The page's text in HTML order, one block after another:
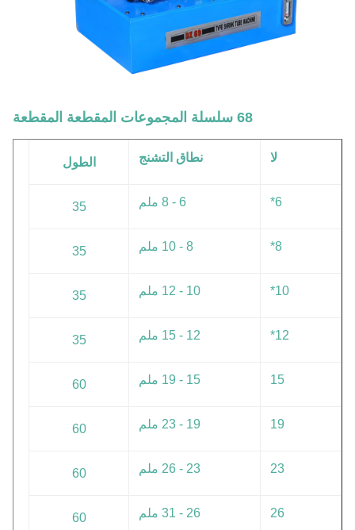
68 سلسلة المجموعات المقطعة المقطعة
لا نطاق التشنج الطول
6* 6 - 8 ملم 35
8* 8 - 10 ملم 35
10* 10 - 12 ملم 35
12* 12 - 15 ملم 35
15 15 - 19 ملم 60
19 19 - 23 ملم 60
23 23 - 26 ملم 60
26 26 - 31 ملم 60